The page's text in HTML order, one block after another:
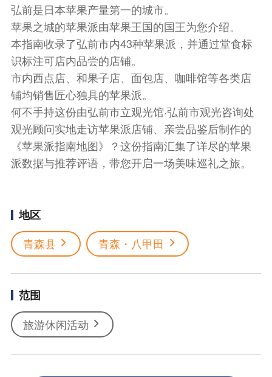
弘前是日本苹果产量第一的城市。
苹果之城的苹果派由苹果王国的国王为您介绍。
本指南收录了弘前市内43种苹果派，并通过堂食标
识标注可店内品尝的店铺。
市内西点店、和果子店、面包店、咖啡馆等各类店
铺均销售匠心独具的苹果派。
何不手持这份由弘前市立观光馆·弘前市观光咨询处
观光顾问实地走访苹果派店铺、亲尝品鉴后制作的
《苹果派指南地图》？这份指南汇集了详尽的苹果
派数据与推荐评语，带您开启一场美味巡礼之旅。
地区
青森县
青森・八甲田
范围
旅游休闲活动